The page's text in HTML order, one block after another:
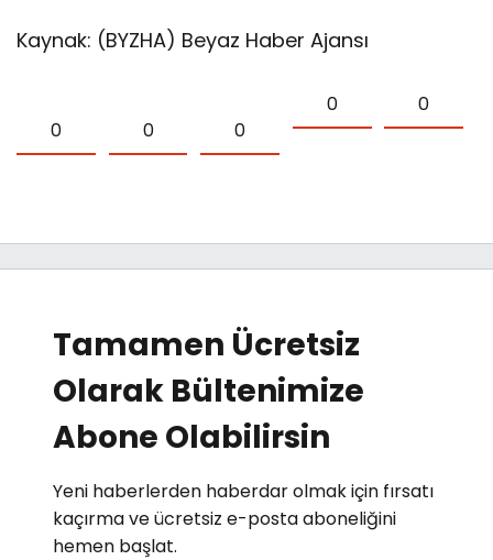
Kaynak: (BYZHA) Beyaz Haber Ajansı
0 0 0
0 0
Tamamen Ücretsiz
Olarak Bültenimize
Abone Olabilirsin
Yeni haberlerden haberdar olmak için fırsatı
kaçırma ve ücretsiz e-posta aboneliğini
hemen başlat.